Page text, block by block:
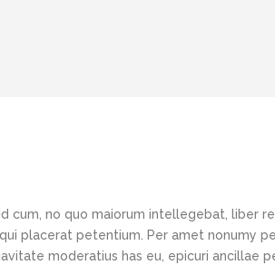
cum, no quo maiorum intellegebat, liber
placerat petentium. Per amet nonumy
moderatius has eu, epicuri ancillae